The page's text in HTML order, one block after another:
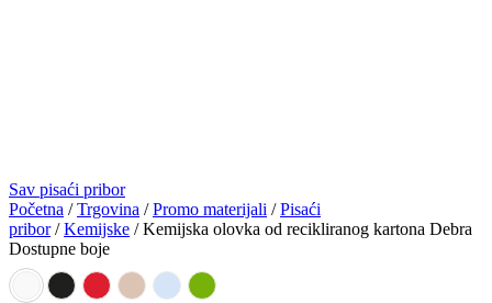
Sav pisaći pribor
Početna /Trgovina /Promo materijali /Pisaći
pribor/Kemijske / Kemijska olovka od recikliranog kartona Debra
Dostupne boje